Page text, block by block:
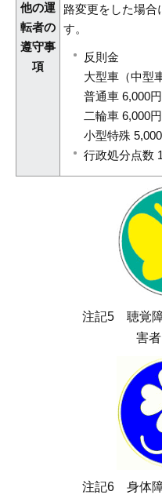
他の運
転者の
遵守事
項
路変更をした場合
す。
反則金
大型車（中型
普通車 6,000円
二輪車 6,000円
小型特殊
行政処分点数
注記5 聴覚
害者
注記6 身体